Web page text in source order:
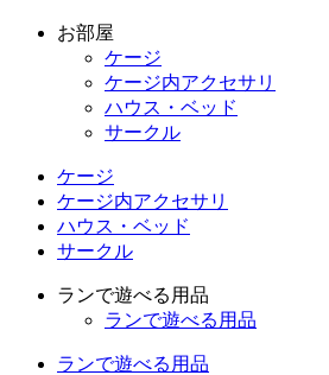
お部屋
ケージ
ケージ内アクセサリ
ハウス・ベッド
サークル
ケージ
ケージ内アクセサリ
ハウス・ベッド
サークル
ランで遊べる用品
ランで遊べる用品
ランで遊べる用品